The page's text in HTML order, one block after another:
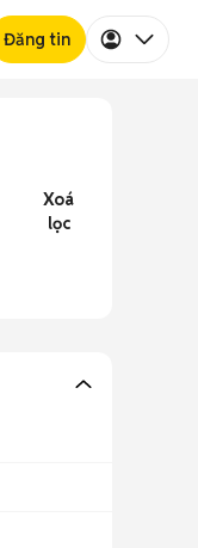
Đăng tin
Tình trạng
Xoá
lọc